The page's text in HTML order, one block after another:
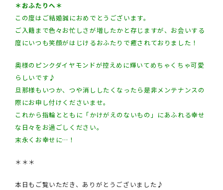
＊おふたりへ＊
この度はご結婚誠におめでとうございます。
ご入籍まで色々お忙しさが増したかと存じますが、お会いする
度にいつも笑顔がはじけるおふたりで癒されておりました！
奥様のピンクダイヤモンドが控えめに輝いてめちゃくちゃ可愛
らしいです♪
旦那様もいつか、つや消ししたくなったら是非メンテナンスの
際にお申し付けくださいませ。
これから指輪とともに「かけがえのないもの」にあふれる幸せ
な日々をお過ごしください。
末永くお幸せに…！
＊＊＊
本日もご覧いただき、ありがとうございました♪